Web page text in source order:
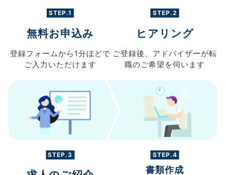
STEP.1
無料お申込み
登録フォームから 1分ほどで
ご入力 いただけます
STEP.2
ヒアリング
ご登録後、 アドバイザーが転
職のご希望を伺います
STEP.3 STEP.4
書類作成